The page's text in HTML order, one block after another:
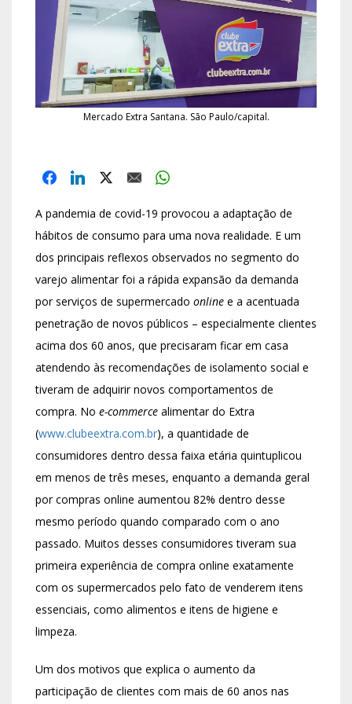
Mercado Extra Santana. São Paulo/capital.
A pandemia de covid-19 provocou a adaptação de
hábitos de consumo para uma nova realidade. E um
dos principais reflexos observados no segmento do
varejo alimentar foi a rápida expansão da demanda
por serviços de supermercado online e a acentuada
penetração de novos públicos – especialmente clientes
acima dos 60 anos, que precisaram ficar em casa
atendendo às recomendações de isolamento social e
tiveram de adquirir novos comportamentos de
compra. No e-commerce alimentar do Extra
(www.clubeextra.com.br), a quantidade de
consumidores dentro dessa faixa etária quintuplicou
em menos de três meses, enquanto a demanda geral
por compras online aumentou 82% dentro desse
mesmo período quando comparado com o ano
passado. Muitos desses consumidores tiveram sua
primeira experiência de compra online exatamente
com os supermercados pelo fato de venderem itens
essenciais, como alimentos e itens de higiene e
limpeza.
Um dos motivos que explica o aumento da
participação de clientes com mais de 60 anos nas